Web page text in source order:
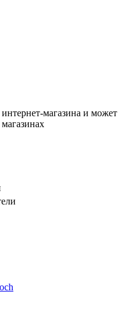
магазина и может